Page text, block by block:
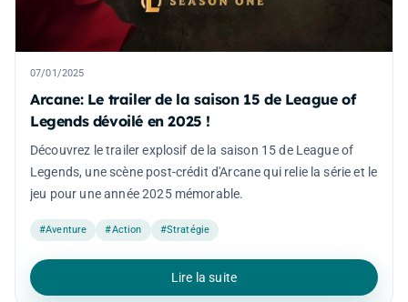
07/01/2025
Arcane: Le trailer de la saison 15 de League of
Legends dévoilé en 2025 !
Découvrez le trailer explosif de la saison 15 de League of
Legends, une scène post-crédit d'Arcane qui relie la série et le
jeu pour une année 2025 mémorable.
#Aventure #Action #Stratégie
Lire la suite